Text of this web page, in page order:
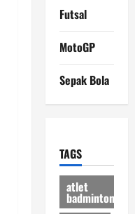
Futsal
MotoGP
Sepak Bola
TAGS
atlet
badminton